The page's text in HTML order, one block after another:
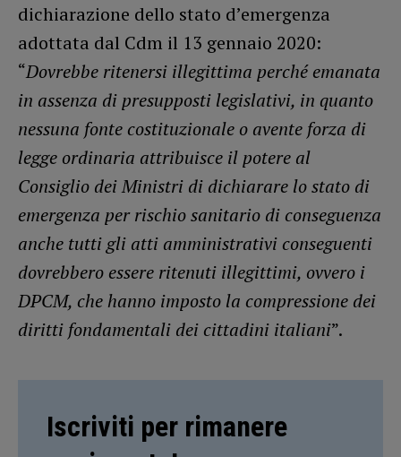
dichiarazione dello stato d’emergenza
adottata dal Cdm il 13 gennaio 2020:
“Dovrebbe ritenersi illegittima perché emanata
in assenza di presupposti legislativi, in quanto
nessuna fonte costituzionale o avente forza di
legge ordinaria attribuisce il potere al
Consiglio dei Ministri di dichiarare lo stato di
emergenza per rischio sanitario di conseguenza
anche tutti gli atti amministrativi conseguenti
dovrebbero essere ritenuti illegittimi, ovvero i
DPCM, che hanno imposto la compressione dei
diritti fondamentali dei cittadini italiani”.
Iscriviti per rimanere